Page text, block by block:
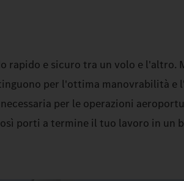
e sicuro tra un volo e l'altro.
per l'ottima manovrabilità e
per le operazioni
porti a termine il tuo lavoro in un